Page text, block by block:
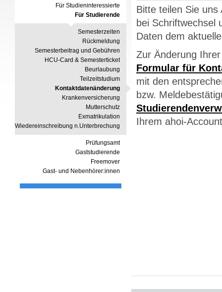
Für Studieninteressierte
Für Studierende
Semesterzeiten
Rückmeldung
Semesterbeitrag und Gebühren
HCU-Card & Semesterticket
Beurlaubung
Teilzeitstudium
Kontaktdatenänderung
Krankenversicherung
Mutterschutz
Exmatrikulation
Wiedereinschreibung n.Unterbrechung
Prüfungsamt
Gaststudierende
Freemover
Gast- und Nebenhörer:innen
Bitte teilen Sie
bei Schriftwechsel
Daten dem
Zur Änderung
Formular für
mit den
bzw.
Ihrem ahoi-